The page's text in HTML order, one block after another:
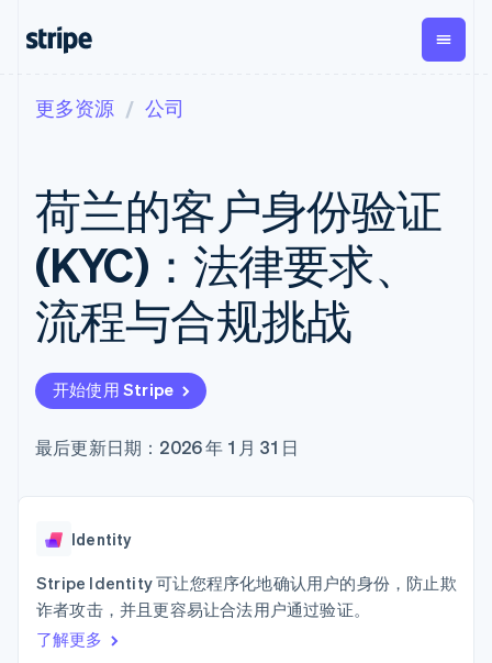
支付
在线支付
Managed
Payments
备案商家解决
方案
Payment links
无代码支付
预构建支付界
面
Elements
灵活的 UI 组件
支付方式
上
线下支付
Boost
支付成功率优
化
Link
经常性收入
Metronome
按用量计费
Subscriptions
订阅管理
Invoicing
一次性或定期
Tax
销售税和增值
Revenue
Recognition
Stripe Sigma
Global
Payouts
向第三
方打款
Crypto
钱包、
稳定币
按企业阶段
按应用场景
智能体商务
加密货币
电子商务
嵌入式金融
财务自动化
全球化企业
交易市场
按行业
文档
库与 SDK
Stripe Apps
指南
接受线上付款
实施预置结账流程
构建平台或交易市场
管理订阅
发行稳定币支持的支付卡
资源
应用集成
学习
指南
支持
获取支持
托管支持方案
专业服务
公司
Stripe Press
更多资源 公司
荷兰的客户身份验证
(KYC)：法律要求、
流程与合规挑战
开始使用 Stripe
最后更新日期：2026 年 1 月 31 日
Identity
Stripe Identity 可让您程序化地确认用户的身份，防止欺
诈者攻击，并且更容易让合法用户通过验证。
了解更多